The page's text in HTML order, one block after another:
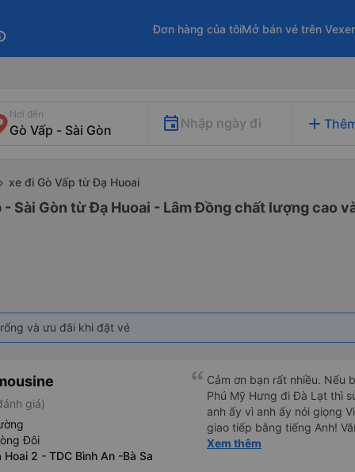
Đơn hàng của tôiMở bán vé trên
Nơi đến
Nhập ngày đi add
xe đi Gò Vấp từ Đạ Huoai
Sài Gòn từ Đạ Huoai - Lâm Đồng chất lượng cao
và ưu đãi khi đặt vé
giá)
Đôi
2 - TDC Bình An -Bà Sa
Cảm ơn bạn rất nhiều. Nếu
Phú Mỹ Hưng đi Đà Lạt thì
anh ấy vì anh ấy nói giọng
giao tiếp bằng tiếng Anh!
trước khi lên xe, và mặc dù
Xem thêm